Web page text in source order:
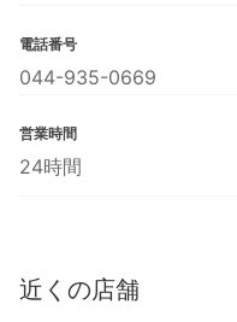
電話番号
044-935-0669
営業時間
24時間
近くの店舗